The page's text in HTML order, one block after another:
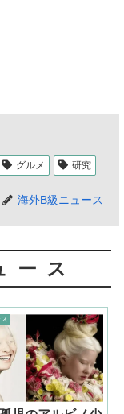
グルメ 研究
海外B級ニュース
ース